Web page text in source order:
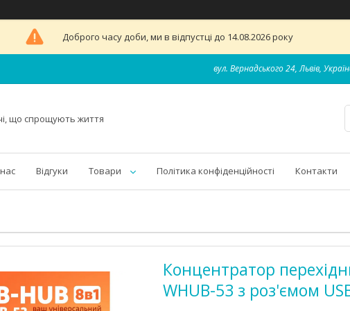
Доброго часу доби, ми в відпустці до 14.08.2026 року
вул. Вернадського 24, Львів,
що спрощують життя
Відгуки Товари Політика конфіденційності Контакти
Концентратор
WHUB-53 з роз'ємом